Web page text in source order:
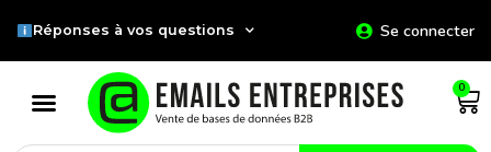
Réponses à vos questions Se connecter
0